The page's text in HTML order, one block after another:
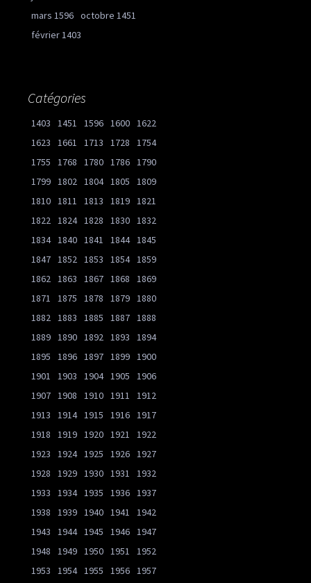
mars 1596 octobre 1451
février 1403
Catégories
1403 1451 1596 1600 1622
1623
1661 1713 1728
1754
1755
1768 1780 1786 1790
1799 1802 1804 1805
1809
1810 1811 1813 1819 1821
1822 1824 1828 1830 1832
1834 1840 1841 1844 1845
1847 1852 1853 1854 1859
1862 1863 1867 1868
1869
1871
1875 1878 1879 1880
1882 1883 1885 1887 1888
1889 1890 1892 1893
1894
1895
1896 1897 1899 1900
1901
1903 1904 1905
1906
1907 1908 1910 1911
1912
1913
1914 1915 1916 1917
1918
1919 1920 1921
1922
1923
1924 1925 1926 1927
1928
1929 1930 1931
1932
1933
1934 1935 1936 1937
1938
1939 1940 1941
1942
1943
1944 1945 1946 1947
1948
1949 1950 1951
1952
1953
1954 1955 1956 1957